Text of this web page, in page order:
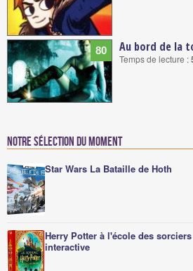
80 Au bord de la
Temps de lecture :
Notre sélection du moment
Star Wars La Bataille de Hoth
Herry Potter à l'école des
interactive